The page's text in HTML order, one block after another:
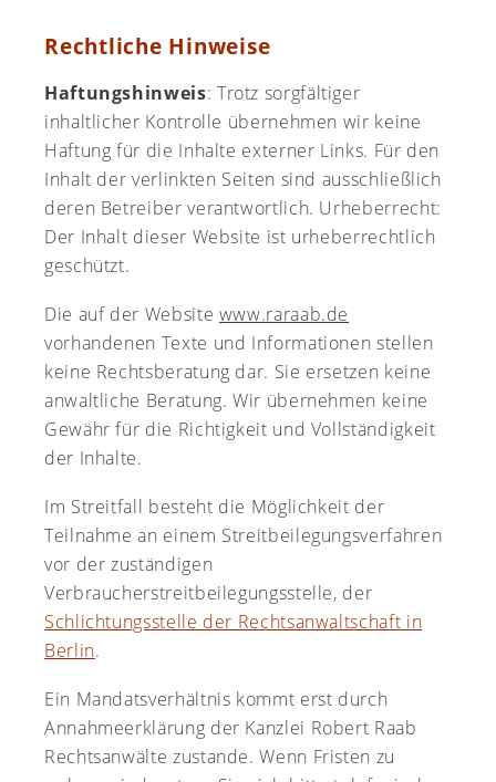
Rechtliche Hinweise
Haftungshinweis: Trotz sorgfältiger
inhaltlicher Kontrolle übernehmen wir keine
Haftung für die Inhalte externer Links. Für den
Inhalt der verlinkten Seiten sind ausschließlich
deren Betreiber verantwortlich. Urheberrecht:
Der Inhalt dieser Website ist urheberrechtlich
geschützt.
Die auf der Website www.raraab.de
vorhandenen Texte und Informationen stellen
keine Rechtsberatung dar. Sie ersetzen keine
anwaltliche Beratung. Wir übernehmen keine
Gewähr für die Richtigkeit und Vollständigkeit
der Inhalte.
Im Streitfall besteht die Möglichkeit der
Teilnahme an einem Streitbeilegungsverfahren
vor der zuständigen
Verbraucherstreitbeilegungsstelle, der
Schlichtungsstelle der Rechtsanwaltschaft in
Berlin.
Ein Mandatsverhältnis kommt erst durch
Annahmeerklärung der Kanzlei Robert Raab
Rechtsanwälte zustande. Wenn Fristen zu